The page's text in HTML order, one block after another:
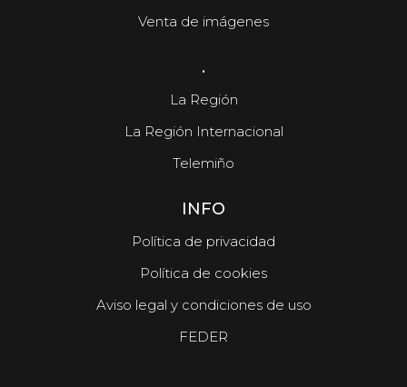
Venta de imágenes
.
La Región
La Región Internacional
Telemiño
INFO
Política de privacidad
Política de cookies
Aviso legal y condiciones de uso
FEDER